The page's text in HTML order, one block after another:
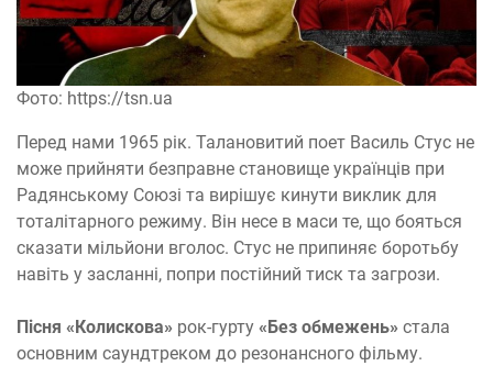
Фото: https://tsn.ua
Перед нами 1965 рік. Талановитий поет Василь Стус не
може прийняти безправне становище українців при
Радянському Союзі та вирішує кинути виклик для
тоталітарного режиму. Він несе в маси те, що бояться
сказати мільйони вголос. Стус не припиняє боротьбу
навіть у засланні, попри постійний тиск та загрози.
Пісня «Колискова» рок-гурту «Без обмежень» стала
основним саундтреком до резонансного фільму.